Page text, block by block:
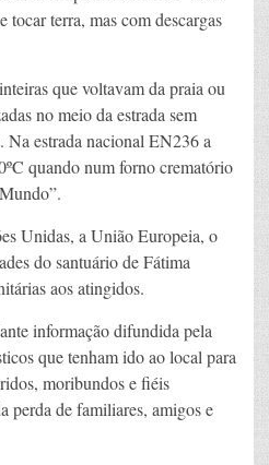
tocar terra, mas com descargas
que voltavam da praia ou
no meio da estrada sem
Na estrada nacional EN236 a
quando num forno crematório
Unidas, a União Europeia, o
do santuário de Fátima
aos atingidos.
informação difundida pela
que tenham ido ao local para
moribundos e fiéis
perda de familiares, amigos e